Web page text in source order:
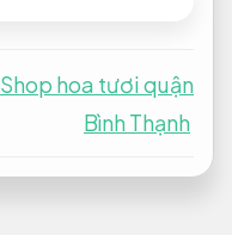
Shop hoa tươi quận
Bình Thạnh